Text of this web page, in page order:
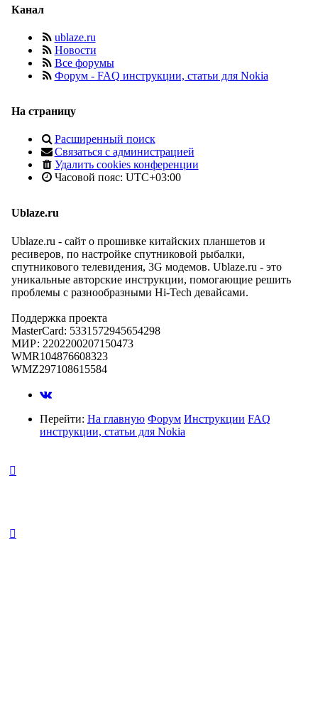
Канал
ublaze.ru
Новости
Все форумы
Форум - FAQ инструкции, статьи для Nokia
На страницу
Расширенный поиск
Связаться с администрацией
Удалить cookies конференции
Часовой пояс: UTC+03:00
Ublaze.ru
Ublaze.ru - сайт о прошивке китайских планшетов и
ресиверов, по настройке спутниковой рыбалки,
спутникового телевидения, 3G модемов. Ublaze.ru - это
уникальные авторские инструкции, помогающие решить
проблемы с разнообразными Hi-Tech девайсами.
Поддержка проекта
MasterCard: 5331572945654298
МИР: 2202200207150473
WMR104876608323
WMZ297108615584
Перейти: На главную Форум Инструкции FAQ
инструкции, статьи для Nokia